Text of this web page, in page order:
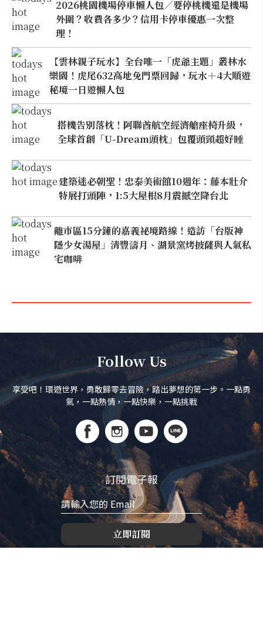
2026桃園機場停車懶人包／要停桃機還是機場
外圍？收費各多少？信用卡停車優惠一次整
理！
【雲林親子玩水】全台唯一「虎爺主題」叢林水
樂園！虎尾632高地免門票回歸，玩水＋4大順遊
秘境一日遊懶人包
搭機告別落枕！阿聯酋航空經濟艙座椅升級，
全球首創「U-Dream頭枕」包覆頭頸超好睡
建築迷必朝聖！忠泰美術館10週年：藤本壯介
特展打頭陣，1:5大屋根8月震撼空降台北
離市區15分鐘的嘉義祕境路線！造訪「台版神
隱少女湯屋」清豐濤月、湖景窯烤披薩與人氣私
宅咖啡
Follow Us
享受吧！環遊世界，勇敢歸零去冒險，踏出夢想的第一步。一點勇
氣，一點熱情，一點快樂，一點挑戰
訂閱電子報
立即訂閱